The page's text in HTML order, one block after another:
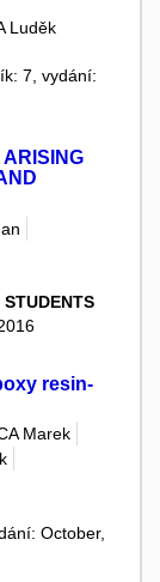
Luděk
7, vydání:
resin-
Marek
October,